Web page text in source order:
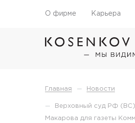
О фирме Карьера
Главная — Новости
— Верховный суд РФ (ВС)
Макарова для газеты